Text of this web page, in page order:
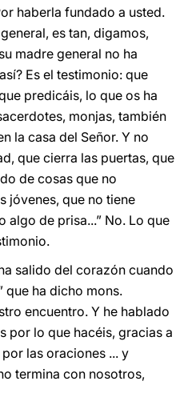
haberla fundado a usted.
es tan, digamos,
madre general no ha
Es el testimonio: que
predicáis, lo que os ha
monjas, también
la casa del Señor. Y no
que cierra las puertas, que
de cosas que no
jóvenes, que no tiene
algo de prisa...” No. Lo que
salido del corazón cuando
que ha dicho mons.
encuentro. Y he hablado
por lo que hacéis, gracias a
las oraciones ... y
termina con nosotros,